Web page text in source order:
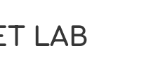
LAB